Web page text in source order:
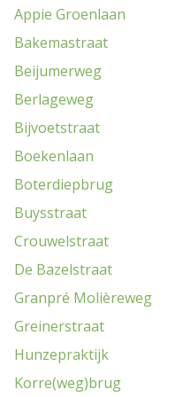
Appie Groenlaan
Bakemastraat
Beijumerweg
Berlageweg
Bijvoetstraat
Boekenlaan
Boterdiepbrug
Buysstraat
Crouwelstraat
De Bazelstraat
Granpré Molièreweg
Greinerstraat
Hunzepraktijk
Korre(weg)brug